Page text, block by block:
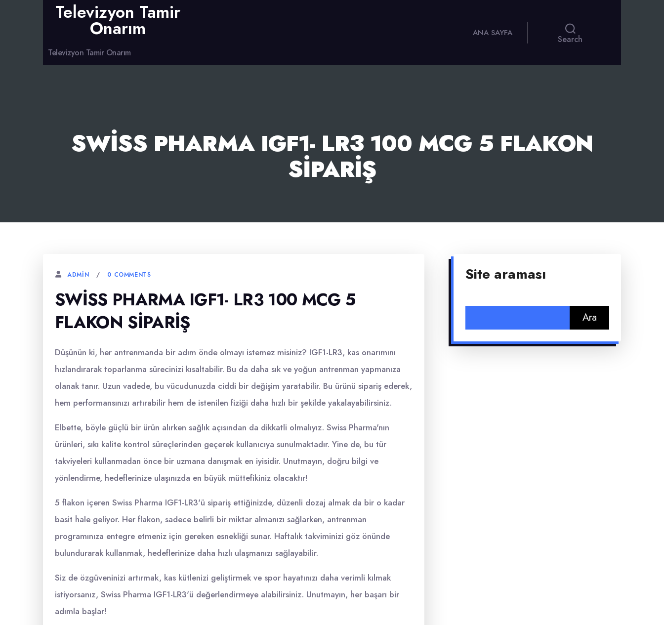
Televizyon Tamir
Onarım
Televizyon Tamir Onarım
ANA SAYFA
Search
SWISS PHARMA IGF1- LR3 100 MCG 5 FLAKON
SIPARIŞ
ADMIN 0 COMMENTS
SWISS PHARMA IGF1- LR3 100 MCG 5
FLAKON SIPARIŞ
Düşünün ki, her antrenmanda bir adım önde olmayı istemez misiniz? IGF1-LR3, kas onarımını
hızlandırarak toparlanma sürecinizi kısaltabilir. Bu da daha sık ve yoğun antrenman yapmanıza
olanak tanır. Uzun vadede, bu vücudunuzda ciddi bir değişim yaratabilir. Bu ürünü sipariş ederek,
hem performansınızı artırabilir hem de istenilen fiziği daha hızlı bir şekilde yakalayabilirsiniz.
Elbette, böyle güçlü bir ürün alırken sağlık açısından da dikkatli olmalıyız. Swiss Pharma'nın
ürünleri, sıkı kalite kontrol süreçlerinden geçerek kullanıcıya sunulmaktadır. Yine de, bu tür
takviyeleri kullanmadan önce bir uzmana danışmak en iyisidir. Unutmayın, doğru bilgi ve
yönlendirme, hedeflerinize ulaşınızda en büyük müttefikiniz olacaktır!
5 flakon içeren Swiss Pharma IGF1-LR3'ü sipariş ettiğinizde, düzenli dozaj almak da bir o kadar
basit hale geliyor. Her flakon, sadece belirli bir miktar almanızı sağlarken, antrenman
programınıza entegre etmeniz için gereken esnekliği sunar. Haftalık takviminizi göz önünde
bulundurarak kullanmak, hedeflerinize daha hızlı ulaşmanızı sağlayabilir.
Siz de özgüveninizi artırmak, kas kütlenizi geliştirmek ve spor hayatınızı daha verimli kılmak
istiyorsanız, Swiss Pharma IGF1-LR3'ü değerlendirmeye alabilirsiniz. Unutmayın, her başarı bir
adımla başlar!
Site araması